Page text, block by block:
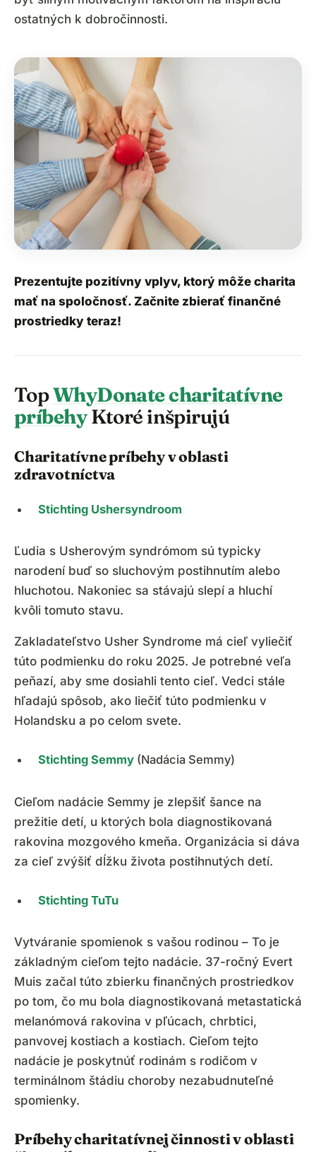
ostatných k dobročinnosti.
Prezentujte pozitívny vplyv, ktorý môže charita
mať na spoločnosť. Začnite zbierať finančné
prostriedky teraz!
TopWhyDonate charitatívne
príbehyKtoré inšpirujú
Charitatívne príbehy v oblasti
zdravotníctva
Stichting Ushersyndroom
Ľudia s Usherovým syndrómom sú typicky
narodení buď so sluchovým postihnutím alebo
hluchotou. Nakoniec sa stávajú slepí a hluchí
kvôli tomuto stavu.
Zakladateľstvo Usher Syndrome má cieľ vyliečiť
túto podmienku do roku 2025. Je potrebné veľa
peňazí, aby sme dosiahli tento cieľ. Vedci stále
hľadajú spôsob, ako liečiť túto podmienku v
Holandsku a po celom svete.
Stichting Semmy (Nadácia Semmy)
Cieľom nadácie Semmy je zlepšiť šance na
prežitie detí, u ktorých bola diagnostikovaná
rakovina mozgového kmeňa. Organizácia si dáva
za cieľ zvýšiť dĺžku života postihnutých detí.
Stichting TuTu
Vytváranie spomienok s vašou rodinou – To je
základným cieľom tejto nadácie. 37-ročný Evert
Muis začal túto zbierku finančných prostriedkov
po tom, čo mu bola diagnostikovaná metastatická
melanómová rakovina v pľúcach, chrbtici,
panvovej kostiach a kostiach. Cieľom tejto
nadácie je poskytnúť rodinám s rodičom v
terminálnom štádiu choroby nezabudnuteľné
spomienky.
Príbehy charitatívnej činnosti v oblasti